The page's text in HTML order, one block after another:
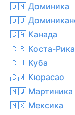
🇩🇲 Доминика
🇩🇴
🇨🇦 Канада
🇨🇷 Коста-Рика
🇨🇺 Куба
🇨🇼 Кюрасао
🇲🇶 Мартиника
🇲🇽 Мексика